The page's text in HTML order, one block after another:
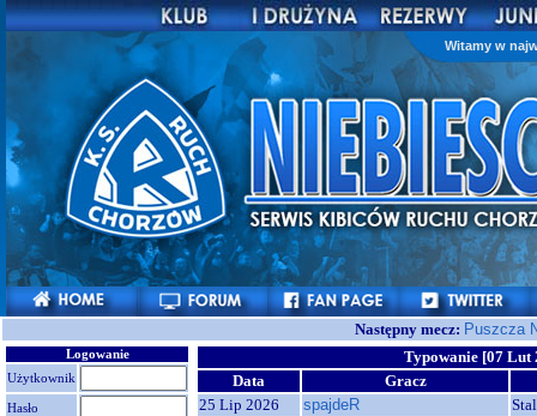
Witamy w
Następny mecz: Puszcza
Logowanie
Użytkownik
Hasło
Typowanie [07 Lut
Data
Gracz
25 Lip 2026
spajdeR